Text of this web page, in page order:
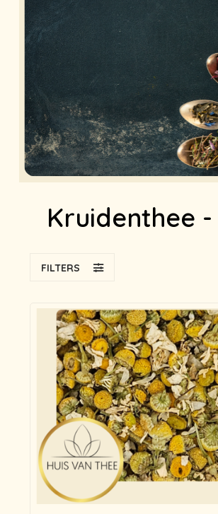
Kruidenthee -
FILTERS